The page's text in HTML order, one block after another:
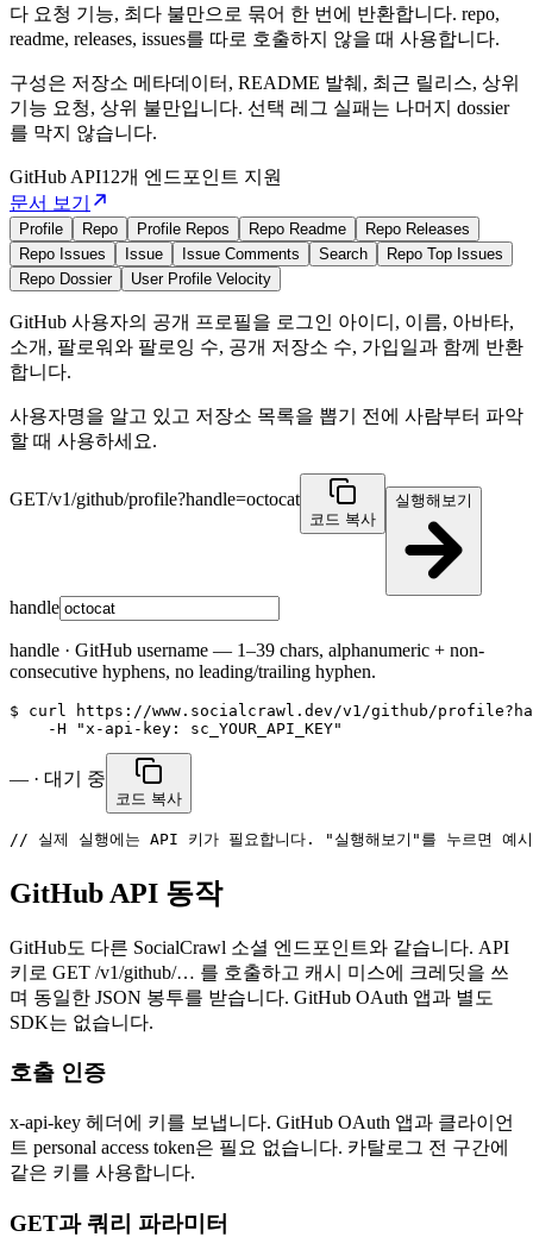
다 요청 기능, 최다 불만으로 묶어 한 번에 반환합니다. repo,
readme, releases, issues를 따로 호출하지 않을 때 사용합니다.
구성은 저장소 메타데이터, README 발췌, 최근 릴리스, 상위
기능 요청, 상위 불만입니다. 선택 레그 실패는 나머지 dossier
를 막지 않습니다.
GitHub API12개 엔드포인트 지원
문서 보기
Profile Repo Profile Repos Repo Readme
Repo Releases
Repo Issues
Issue Issue Comments Search
Repo Top Issues
Repo Dossier
User Profile Velocity
GitHub 사용자의 공개 프로필을 로그인 아이디, 이름, 아바타,
소개, 팔로워와 팔로잉 수, 공개 저장소 수, 가입일과 함께 반환
합니다.
사용자명을 알고 있고 저장소 목록을 뽑기 전에 사람부터 파악
할 때 사용하세요.
GET/v1/github/profile?handle=octocat
코드 복사
실행해보기
handle
handle · GitHub username — 1–39 chars, alphanumeric + non-
consecutive hyphens, no leading/trailing hyphen.
$ curl https://www.socialcrawl.dev/v1/github/
    -H "x-api-key: sc_YOUR_API_KEY"
— · 대기 중
코드 복사
// 실제 실행에는 API 키가 필요합니다. "실행해보기"를 누르면 예시
GitHub API 동작
GitHub도 다른 SocialCrawl 소셜 엔드포인트와 같습니다. API
키로 GET /v1/github/… 를 호출하고 캐시 미스에 크레딧을 쓰
며 동일한 JSON 봉투를 받습니다. GitHub OAuth 앱과 별도
SDK는 없습니다.
호출 인증
x-api-key 헤더에 키를 보냅니다. GitHub OAuth 앱과 클라이언
트 personal access token은 필요 없습니다. 카탈로그 전 구간에
같은 키를 사용합니다.
GET과 쿼리 파라미터